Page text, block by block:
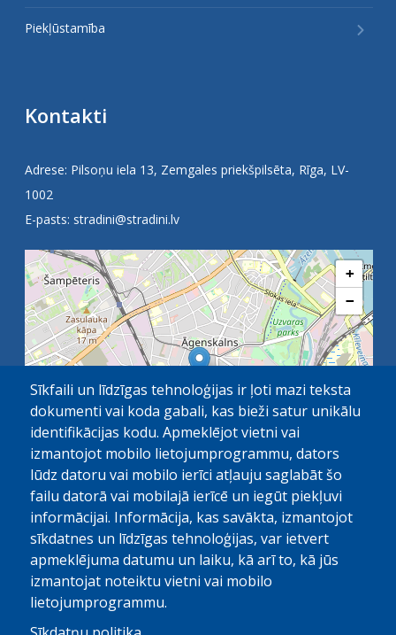
Piekļūstamība
Kontakti
Adrese: Pilsoņu iela 13, Zemgales priekšpilsēta, Rīga, LV-
1002
E-pasts: stradini@stradini.lv
+
−
1 km OpenStreetMap contributors
Sīkfaili un līdzīgas tehnoloģijas ir ļoti mazi teksta
dokumenti vai koda gabali, kas bieži satur unikālu
identifikācijas kodu. Apmeklējot vietni vai
izmantojot mobilo lietojumprogrammu, dators
lūdz datoru vai mobilo ierīci atļauju saglabāt šo
failu datorā vai mobilajā ierīcē un iegūt piekļuvi
informācijai. Informācija, kas savākta, izmantojot
sīkdatnes un līdzīgas tehnoloģijas, var ietvert
apmeklējuma datumu un laiku, kā arī to, kā jūs
izmantojat noteiktu vietni vai mobilo
lietojumprogrammu.